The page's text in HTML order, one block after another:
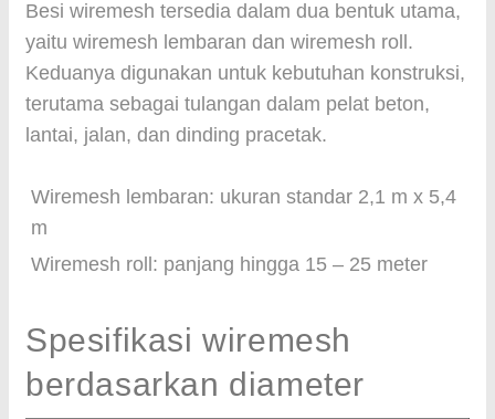
Besi wiremesh tersedia dalam dua bentuk utama,
yaitu wiremesh lembaran dan wiremesh roll.
Keduanya digunakan untuk kebutuhan konstruksi,
terutama sebagai tulangan dalam pelat beton,
lantai, jalan, dan dinding pracetak.
Wiremesh lembaran: ukuran standar 2,1 m x 5,4
m
Wiremesh roll: panjang hingga 15 – 25 meter
Spesifikasi wiremesh
berdasarkan diameter